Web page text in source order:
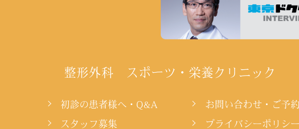
整形外科 スポーツ・栄養クリニック
初診の患者様へ・Q&A お問い合わせ・ご予約
スタッフ募集 プライバシーポリシー